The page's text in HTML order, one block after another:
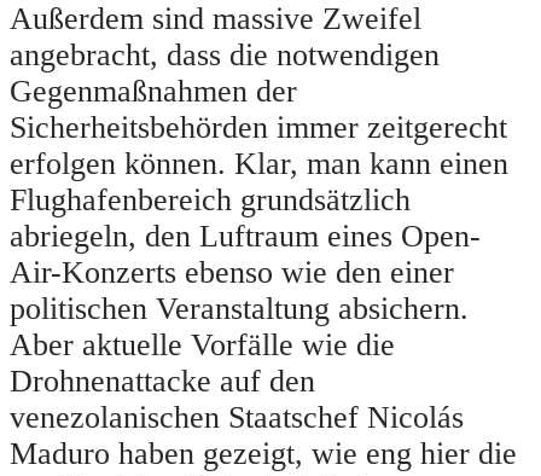
Außerdem sind massive Zweifel
angebracht, dass die notwendigen
Gegenmaßnahmen der
Sicherheitsbehörden immer zeitgerecht
erfolgen können. Klar, man kann einen
Flughafenbereich grundsätzlich
abriegeln, den Luftraum eines Open-
Air-Konzerts ebenso wie den einer
politischen Veranstaltung absichern.
Aber aktuelle Vorfälle wie die
Drohnenattacke auf den
venezolanischen Staatschef Nicolás
Maduro haben gezeigt, wie eng hier die